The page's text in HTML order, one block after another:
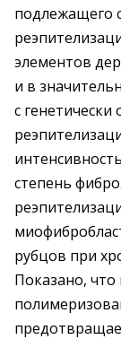
подлежащего
элементов
и в
с
степень
рубцов при
Показано,